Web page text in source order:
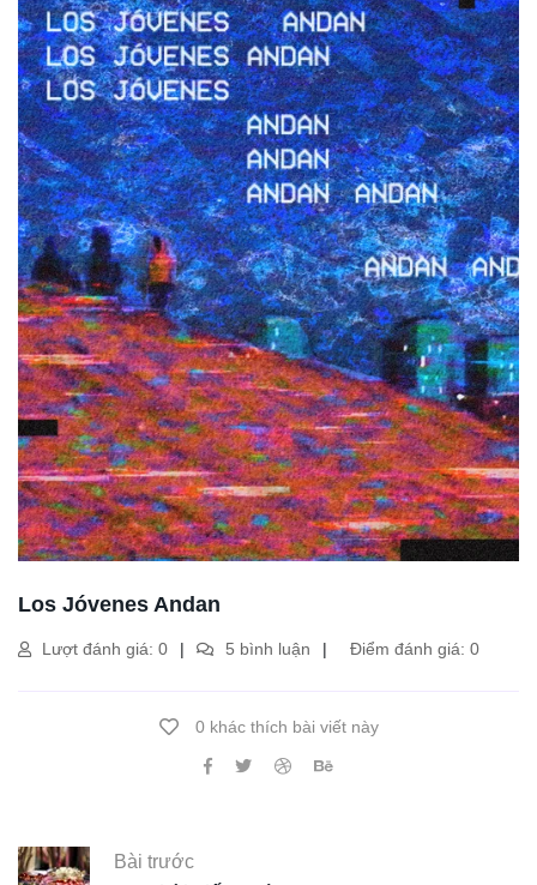
Los Jóvenes Andan
Lượt đánh giá: 0 5 bình luận Điểm đánh giá: 0
0 khác thích bài viết này
Bài trước